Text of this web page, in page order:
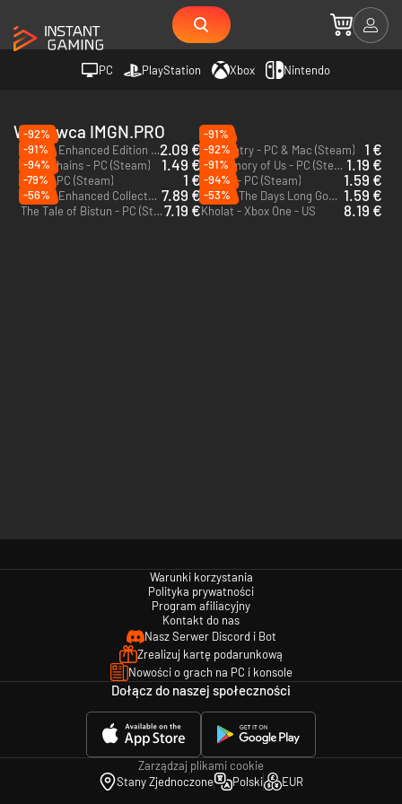
PC PlayStation Xbox Nintendo
Wydawca IMGN.PRO
-92%
Seven: Enhanced Edition - PC (Steam)2.09 €
-91%
Symmetry - PC & Mac (Steam)
1 €
-91%
Inner Chains - PC (Steam)
1.49 €
-92%
My Memory of Us - PC (Steam) 1.19 €
-94%
Husk - PC (Steam)
1 €
-91%
Kholat - PC (Steam)
1.59 €
-79%
Seven: Enhanced Collector's Edition - PC (Steam) 7.89 €
-94%
Seven: The Days Long Gone - PC (Steam) 1.59 €
-56%
The Tale of Bistun - PC (Steam)7.19 €
-53%
Kholat - Xbox One - US
8.19 €
Warunki korzystania
Polityka prywatności
Program afiliacyjny
Kontakt do nas
Nasz Serwer Discord i Bot
Zrealizuj kartę podarunkową
Nowości o grach na PC i konsole
Dołącz do naszej społeczności
Zarządzaj plikami cookie
Stany Zjednoczone
Polski EUR